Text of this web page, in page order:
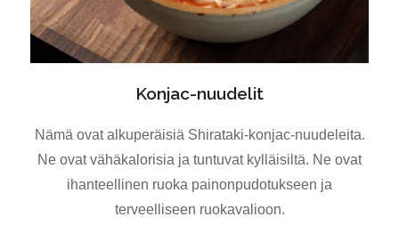
Konjac-nuudelit
Nämä ovat alkuperäisiä Shirataki-konjac-nuudeleita.
Ne ovat vähäkalorisia ja tuntuvat kylläisiltä. Ne ovat
ihanteellinen ruoka painonpudotukseen ja
terveelliseen ruokavalioon.